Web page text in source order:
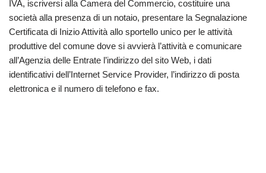
IVA, iscriversi alla Camera del Commercio, costituire una
società alla presenza di un notaio, presentare la Segnalazione
Certificata di Inizio Attività allo sportello unico per le attività
produttive del comune dove si avvierà l’attività e comunicare
all’Agenzia delle Entrate l’indirizzo del sito Web, i dati
identificativi dell’Internet Service Provider, l’indirizzo di posta
elettronica e il numero di telefono e fax.